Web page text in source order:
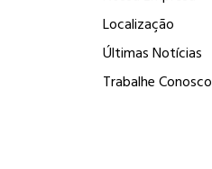
Localização
Últimas Notícias
Trabalhe Conosco